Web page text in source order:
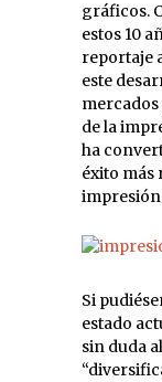
gráficos.
estos 10
reportaje
este
mercados
de la
ha
éxito más
Si
estado
sin duda